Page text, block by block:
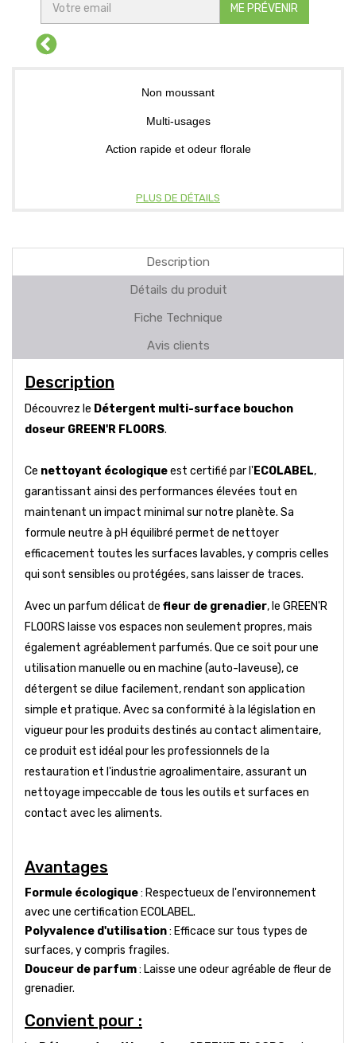
ME PRÉVENIR
Non moussant
Multi-usages
Action rapide et odeur florale
PLUS DE DÉTAILS
Description
Détails du produit
Fiche Technique
Avis clients
Description
Découvrez le Détergent multi-surface bouchon
doseur GREEN'R FLOORS.
Ce nettoyant écologiqueest certifié par l'ECOLABEL,
garantissant ainsi des performances élevées tout en
maintenant un impact minimal sur notre planète. Sa
formule neutre à pH équilibré permet de nettoyer
efficacement toutes les surfaces lavables, y compris celles
qui sont sensibles ou protégées, sans laisser de traces.
Avec un parfum délicat de fleur de grenadier, le GREEN'R
FLOORS laisse vos espaces non seulement propres, mais
également agréablement parfumés. Que ce soit pour une
utilisation manuelle ou en machine (auto-laveuse), ce
détergent se dilue facilement, rendant son application
simple et pratique. Avec sa conformité à la législation en
vigueur pour les produits destinés au contact alimentaire,
ce produit est idéal pour les professionnels de la
restauration et l'industrie agroalimentaire, assurant un
nettoyage impeccable de tous les outils et surfaces en
contact avec les aliments.
Avantages
Formule écologique: Respectueux de l'environnement
avec une certification ECOLABEL.
Polyvalence d'utilisation: Efficace sur tous types de
surfaces, y compris fragiles.
Douceur de parfum: Laisse une odeur agréable de fleur de
grenadier.
Convient pour :